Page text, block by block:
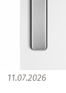
11.07.2026